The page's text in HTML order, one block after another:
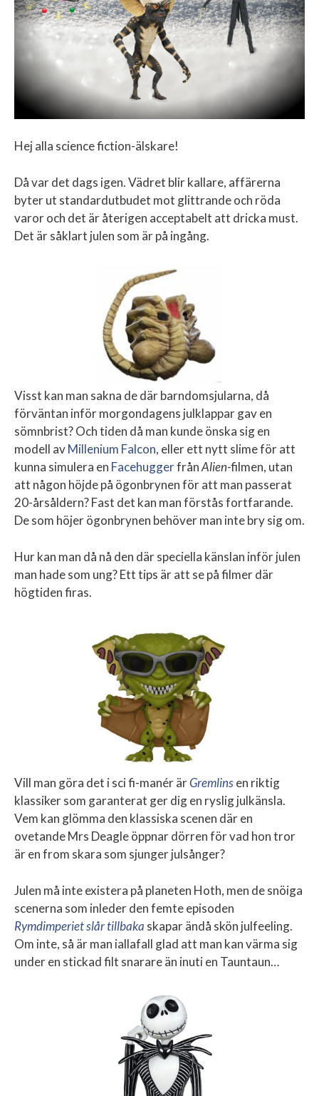
Hej alla science fiction-älskare!
Då var det dags igen. Vädret blir kallare, affärerna
byter ut standardutbudet mot glittrande och röda
varor och det är återigen acceptabelt att dricka must.
Det är såklart julen som är på ingång.
Visst kan man sakna de där barndomsjularna, då
förväntan inför morgondagens julklappar gav en
sömnbrist? Och tiden då man kunde önska sig en
modell avMillenium Falcon, eller ett nytt slime för att
kunna simulera en FacehuggerfrånAlien-filmen, utan
att någon höjde på ögonbrynen för att man passerat
20-årsåldern? Fast det kan man förstås fortfarande.
De som höjer ögonbrynen behöver man inte bry sig om.
Hur kan man då nå den där speciella känslan inför julen
man hade som ung? Ett tips är att se på filmer där
högtiden firas.
Vill man göra det i sci fi-manér ärGremlinsen riktig
klassiker som garanterat ger dig en ryslig julkänsla.
Vem kan glömma den klassiska scenen där en
ovetande Mrs Deagle öppnar dörren för vad hon tror
är en from skara som sjunger julsånger?
Julen må inte existera på planeten Hoth, men de snöiga
scenerna som inleder den femte episoden
Rymdimperiet slår tillbaka skapar ändå skön julfeeling.
Om inte, så är man iallafall glad att man kan värma sig
under en stickad filt snarare än inuti en Tauntaun…